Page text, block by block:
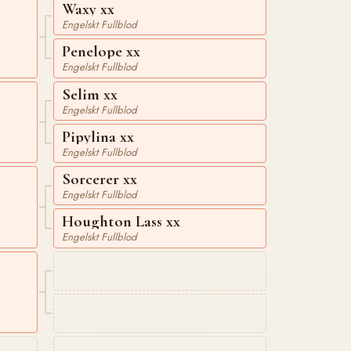
Waxy xx
Engelskt Fullblod
Penelope xx
Engelskt Fullblod
Selim xx
Engelskt Fullblod
Pipylina xx
Engelskt Fullblod
Sorcerer xx
Engelskt Fullblod
Houghton Lass xx
Engelskt Fullblod